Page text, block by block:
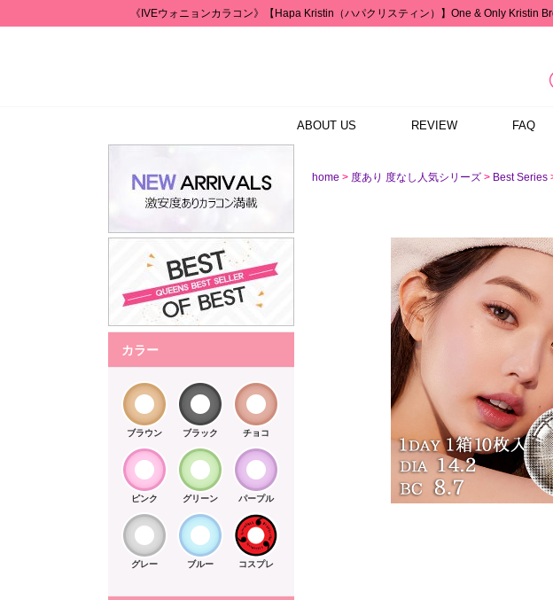
《IVEウォニョンカラコン》【Hapa Kristin（ハパクリスティン）】One & Only Kristin
ABOUT US REVIEW FAQ
カラー
ブラウン ブラック チョコ
ピンク グリーン パープル
グレー ブルー コスプレ
home > 度あり 度なし人気シリーズ > Best Series